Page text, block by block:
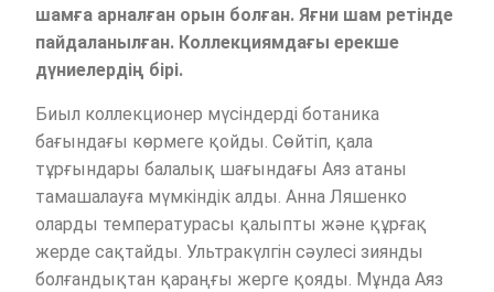
шамға арналған орын болған. Яғни шам ретінде
пайдаланылған. Коллекциямдағы ерекше
дүниелердің бірі.
Биыл коллекционер мүсіндерді ботаника
бағындағы көрмеге қойды. Сөйтіп, қала
тұрғындары балалық шағындағы Аяз атаны
тамашалауға мүмкіндік алды. Анна Ляшенко
оларды температурасы қалыпты және құрғақ
жерде сақтайды. Ультракүлгін сәулесі зиянды
болғандықтан қараңғы жерге қояды. Мұнда Аяз